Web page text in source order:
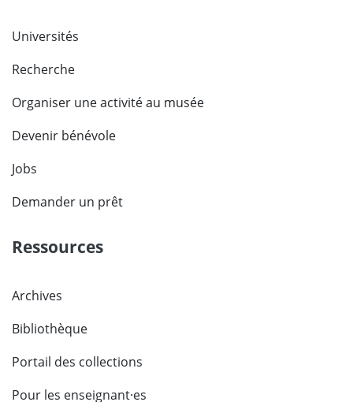
Universités
Recherche
Organiser une activité au musée
Devenir bénévole
Jobs
Demander un prêt
Ressources
Archives
Bibliothèque
Portail des collections
Pour les enseignant·es